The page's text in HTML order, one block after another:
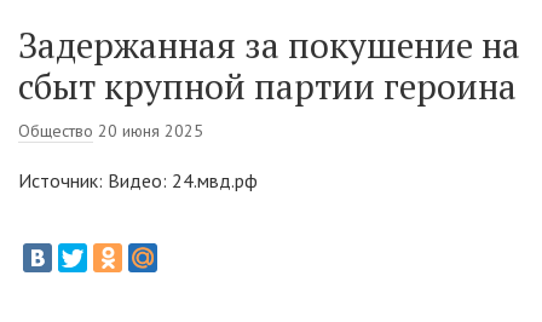
Задержанная за покушение на
сбыт крупной партии героина
Общество 20 июня 2025
Источник: Видео: 24.мвд.рф